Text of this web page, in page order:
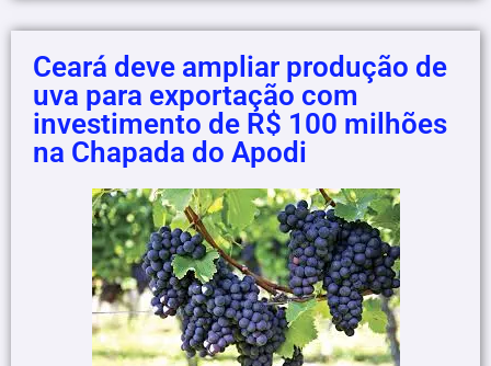
Ceará deve ampliar produção de
uva para exportação com
investimento de R$ 100 milhões
na Chapada do Apodi